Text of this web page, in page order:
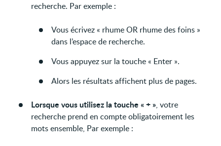
recherche. Par exemple :
Vous écrivez « rhume OR rhume des foins »
dans l’espace de recherche.
Vous appuyez sur la touche « Enter ».
Alors les résultats affichent plus de pages.
Lorsque vous utilisez la touche « + », votre
recherche prend en compte obligatoirement les
mots ensemble, Par exemple :